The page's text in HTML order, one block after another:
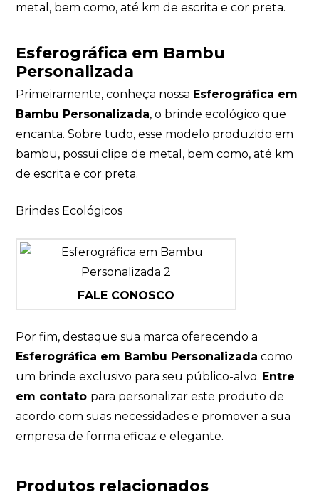
metal, bem como, até km de escrita e cor preta.
Esferográfica em Bambu
Personalizada
Primeiramente, conheça nossa Esferográfica em
Bambu Personalizada, o brinde ecológico que
encanta. Sobre tudo, esse modelo produzido em
bambu, possui clipe de metal, bem como, até km
de escrita e cor preta.
Brindes Ecológicos
FALE CONOSCO
Por fim, destaque sua marca oferecendo a
Esferográfica em Bambu Personalizada como
um brinde exclusivo para seu público-alvo. Entre
em contato para personalizar este produto de
acordo com suas necessidades e promover a sua
empresa de forma eficaz e elegante.
Produtos relacionados